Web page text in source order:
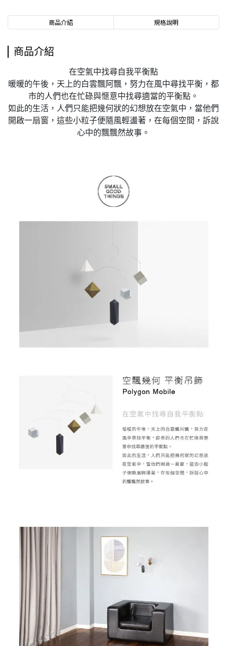
商品介紹 規格說明
商品介紹
在空氣中找尋自我平衡點
暖暖的午後，天上的白雲飄阿飄，努力在風中尋找平衡，都
市的人們也在忙碌與愜意中找尋適當的平衡點。
如此的生活，人們只能把幾何狀的幻想放在空氣中，當他們
開啟一扇窗，這些小粒子便隨風輕盪著，在每個空間，訴說
心中的飄飄然故事。